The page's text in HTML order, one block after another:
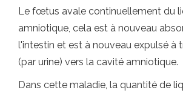
Le fœtus avale continuellement du
amniotique, cela est à nouveau
l'intestin et est à nouveau expulsé à
(par urine) vers la cavité amniotique.
Dans cette maladie, la quantité de